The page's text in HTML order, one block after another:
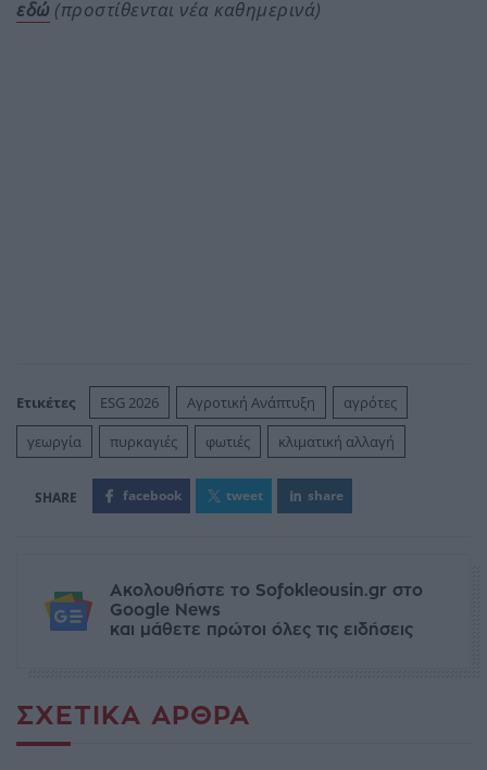
εδώ (προστίθενται νέα καθημερινά)
Ετικέτες ESG 2026 Αγροτική Ανάπτυξη
αγρότες
γεωργία
πυρκαγιές φωτιές κλιματική αλλαγή
facebook tweet share
Ακολουθήστε το Sofokleousin.gr στο
Google News
και μάθετε πρώτοι όλες τις ειδήσεις
ΣΧΕΤΙΚΆ ΆΡΘΡΑ